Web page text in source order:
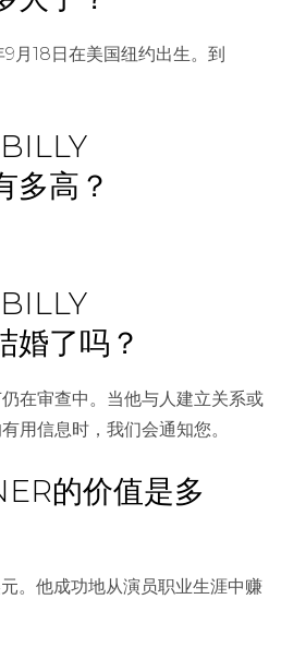
月18日在美国纽约出生。到
多高？
婚了吗？
在审查中。当他与人建立关系或
用信息时，我们会通知您。
的价值是多
。他成功地从演员职业生涯中赚